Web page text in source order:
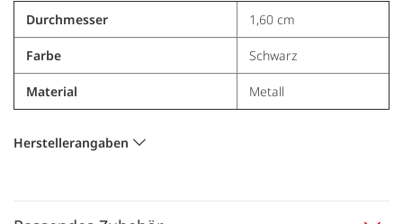
Durchmesser 1,60 cm
Farbe Schwarz
Material Metall
Herstellerangaben